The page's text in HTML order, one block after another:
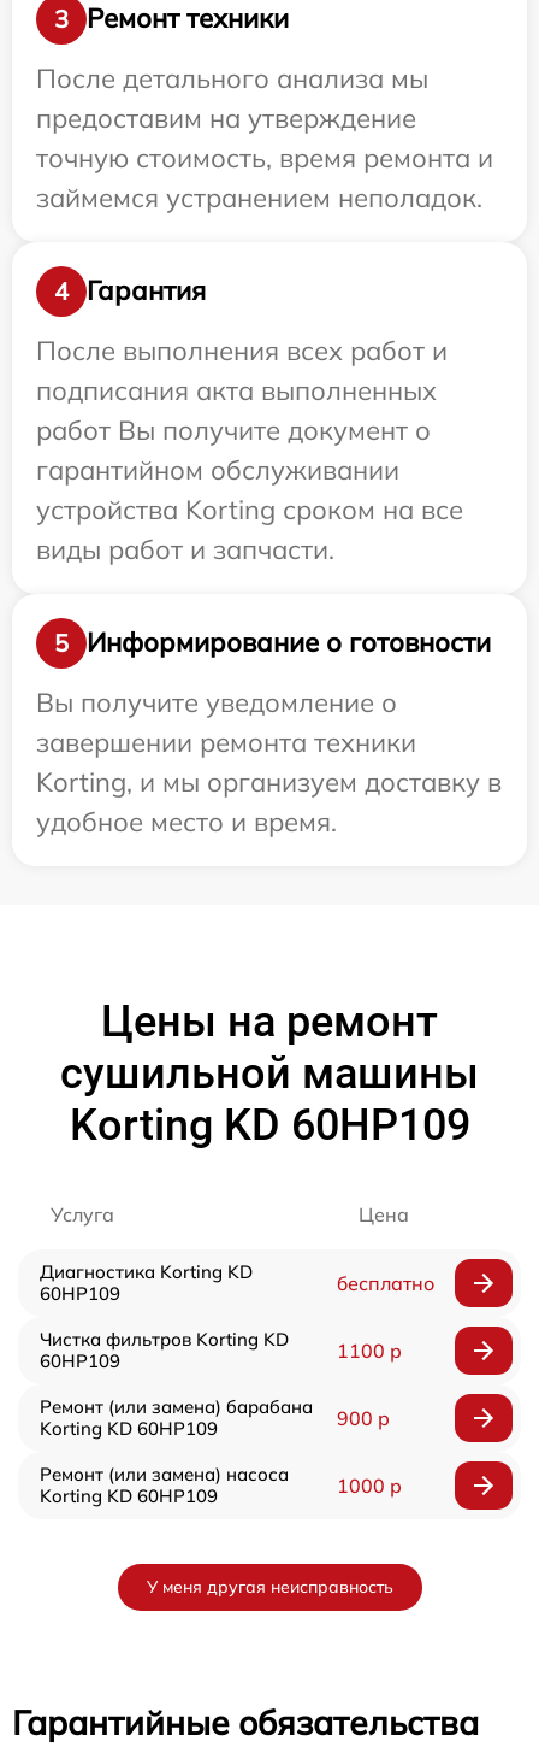
3
Ремонт техники
После детального анализа мы
предоставим на утверждение
точную стоимость, время ремонта и
займемся устранением неполадок.
4
Гарантия
После выполнения всех работ и
подписания акта выполненных
работ Вы получите документ о
гарантийном обслуживании
устройства Korting сроком на все
виды работ и запчасти.
5
Информирование о готовности
Вы получите уведомление о
завершении ремонта техники
Korting, и мы организуем доставку в
удобное место и время.
Цены на ремонт
сушильной машины
Korting KD 60HP109
Услуга Цена
Диагностика Korting KD
60HP109
бесплатно
Чистка фильтров Korting KD
60HP109
1100 р
Ремонт (или замена) барабана
Korting KD 60HP109
900 р
Ремонт (или замена) насоса
Korting KD 60HP109
1000 р
У меня другая неисправность
Гарантийные обязательства